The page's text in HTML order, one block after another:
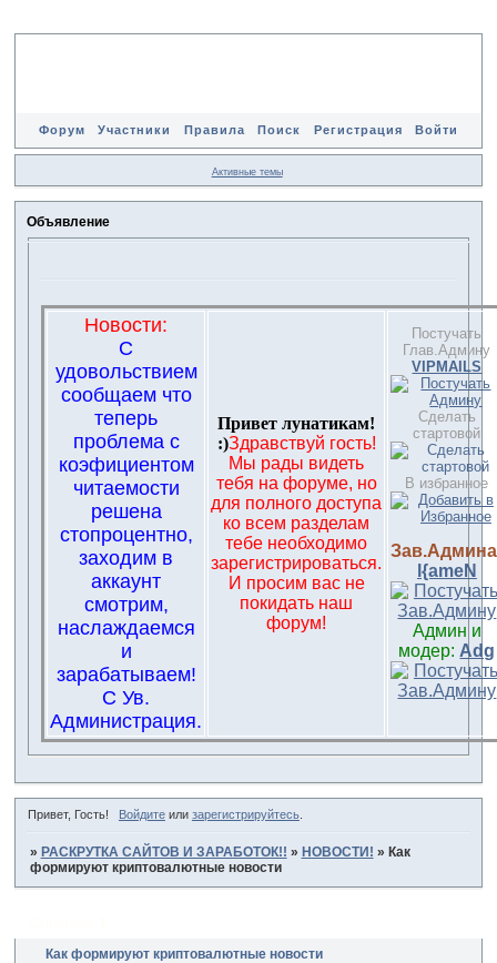
Форум Участники Правила Поиск Регистрация Войти
Активные темы
Объявление
Новости:
С
удовольствием
сообщаем что
теперь
проблема с
коэфициентом
читаемости
решена
стопроцентно,
заходим в
аккаунт
смотрим,
наслаждаемся
и
зарабатываем!
С Ув.
Администрация.
Привет лунатикам!
:)Здравствуй гость!
Мы рады видеть
тебя на форуме, но
для полного доступа
ко всем разделам
тебе необходимо
зарегистрироваться.
И просим вас не
покидать наш
форум!
Постучать
Глав.Админу
VIPMAILS
Сделать
стартовой
В избранное
l{ameN
Админ и
модер: Adg
Привет, Гость! Войдитеили зарегистрируйтесь.
» РАСКРУТКА САЙТОВ И ЗАРАБОТОК!! » НОВОСТИ! » Как
формируют криптовалютные новости
Как формируют криптовалютные новости